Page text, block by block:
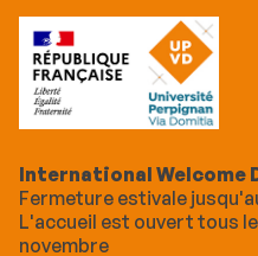
International Welcome
Fermeture estivale
L'accueil est ouvert tous
novembre